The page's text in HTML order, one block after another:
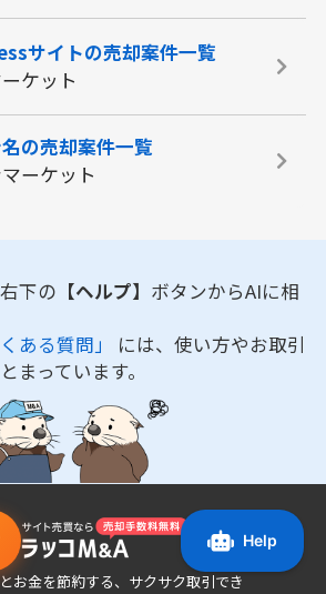
サイトの売却案件一覧
ケット
の売却案件一覧
ーケット
下の 【ヘルプ】 ボタンからAIに相
ある質問」 には、使い方やお取引
まっています。
お金を節約する、サクサク取引でき